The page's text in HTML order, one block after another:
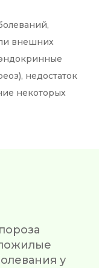
внешних
недостаток
некоторых
у